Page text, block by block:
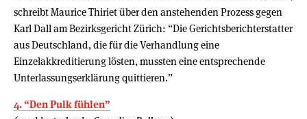
schreibt Maurice Thiriet über den anstehenden Prozess gegen
Karl Dall am Bezirksgericht Zürich: “Die Gerichtsberichterstatter
aus Deutschland, die für die Verhandlung eine
Einzelakkreditierung lösten, mussten eine entsprechende
Unterlassungserklärung quittieren.”
4. “Den Pulk fühlen”